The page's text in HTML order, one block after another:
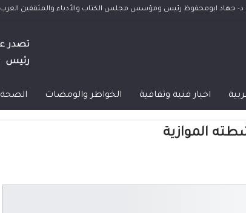
د- جهاد ابومحفوظ رئيس ومؤسس مجلس الكتاب والأدباء والمثقفين العرب
اخبار فنية وثقافية الخواطر والومضات الصحة
الموازية